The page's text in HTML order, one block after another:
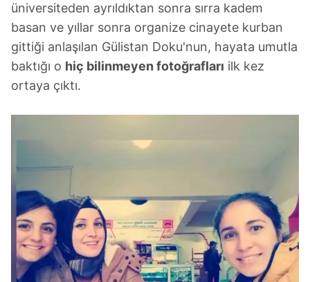
üniversiteden ayrıldıktan sonra sırra kadem
basan ve yıllar sonra organize cinayete kurban
gittiği anlaşılan Gülistan Doku'nun, hayata umutla
baktığı o hiç bilinmeyen fotoğrafları ilk kez
ortaya çıktı.